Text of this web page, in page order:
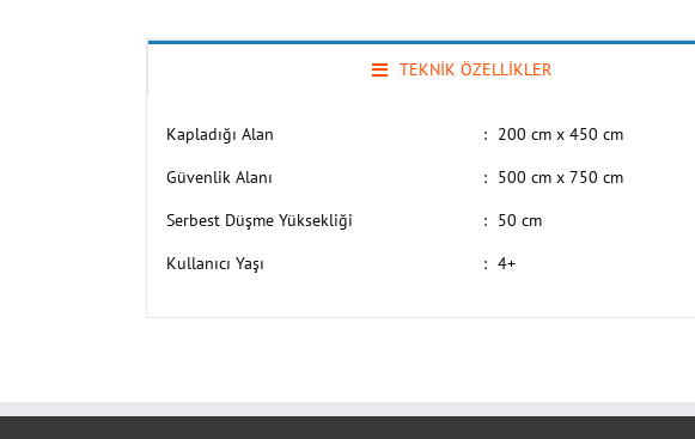
TEKNİK ÖZELLİKLER
Kapladığı Alan : 200 cm x 450 cm
Güvenlik Alanı
: 500 cm x 750 cm
Serbest Düşme Yüksekliği
: 50 cm
Kullanıcı Yaşı
: 4+